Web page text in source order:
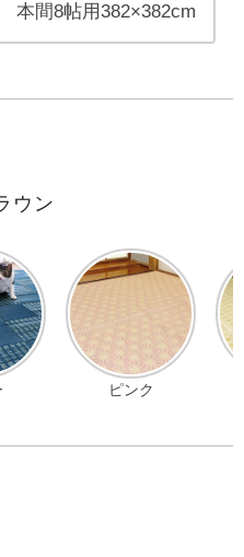
本間8帖用382×382cm
ウン
ピンク